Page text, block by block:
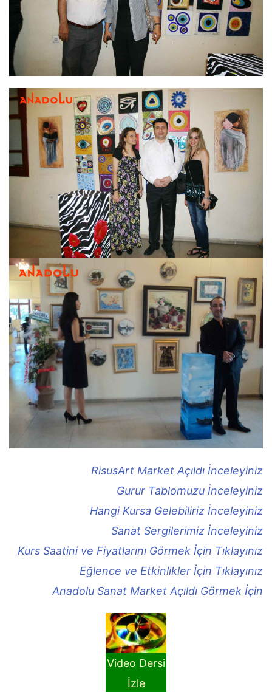
RisusArt Market Açıldı İnceleyiniz
Gurur Tablomuzu İnceleyiniz
Hangi Kursa Gelebiliriz İnceleyiniz
Sanat Sergilerimiz İnceleyiniz
Kurs Saatini ve Fiyatlarını Görmek İçin Tıklayınız
Eğlence ve Etkinlikler İçin Tıklayınız
Anadolu Sanat Market Açıldı Görmek İçin
Video Dersi
İzle